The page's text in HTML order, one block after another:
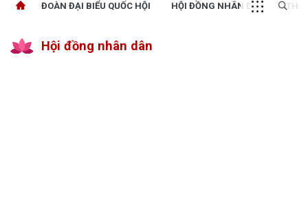
ĐOÀN ĐẠI BIỂU QUỐC HỘI HỘI ĐỒNG NHÂN DÂN
Hội đồng nhân dân